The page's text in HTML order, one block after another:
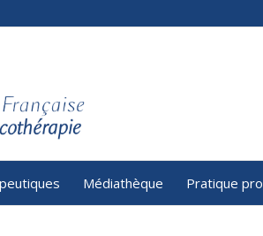
Médiathèque Pratique